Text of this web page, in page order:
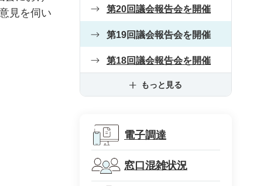
見を伺い
第20回議会報告会を開催
第19回議会報告会を開催
第18回議会報告会を開催
もっと見る
電子調達
窓口混雑状況